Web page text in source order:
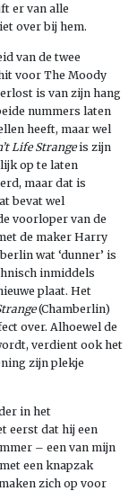
er van alle
over bij hem.
van de twee
voor The Moody
is van zijn hang
nummers laten
heeft, maar wel
Life Strangeis zijn
op te laten
maar dat is
bevat wel
voorloper van de
de maker Harry
wat ‘dunner’ is
inmiddels
plaat. Het
(Chamberlin)
over. Alhoewel de
verdient ook het
zijn plekje
in het
eerst dat hij een
– een van mijn
een knapzak
zich op voor